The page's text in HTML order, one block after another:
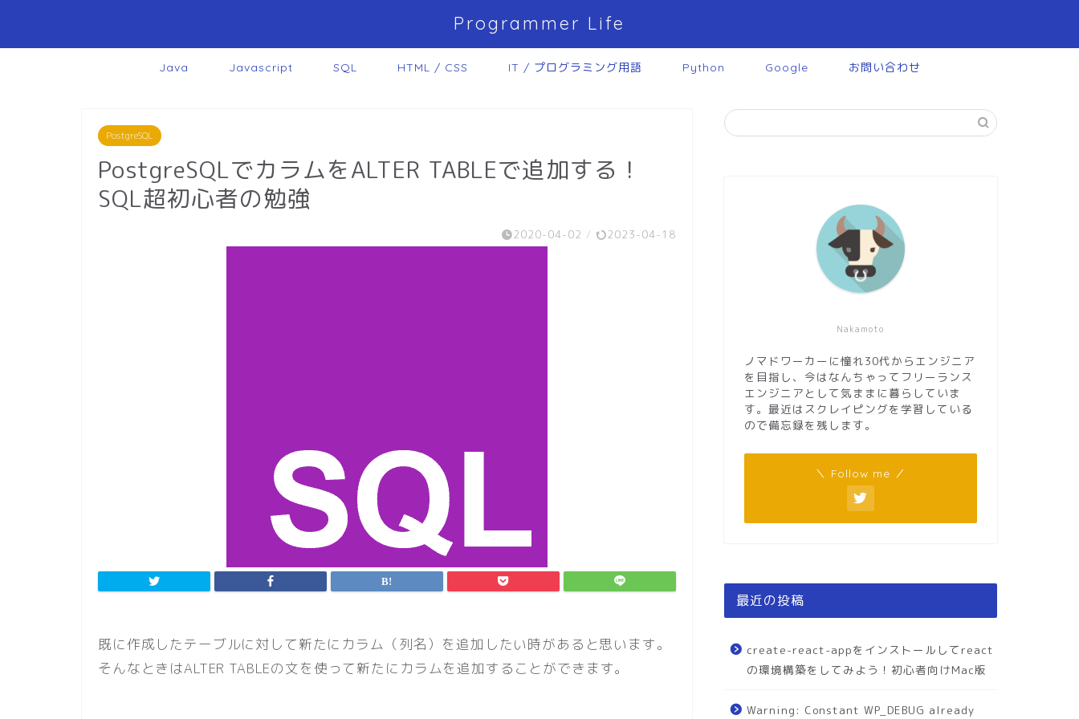
Programmer Life
Java Javascript SQL HTML / CSS IT / プログラミング用語 Python Google お問い合わせ
PostgreSQL
PostgreSQLでカラムをALTER TABLEで追加する！
SQL超初心者の勉強
2020-04-02 / 2023-04-18
既に作成したテーブルに対して新たにカラム（列名）を追加したい時があると思います。
そんなときはALTER TABLEの文を使って新たにカラムを追加することができます。
Nakamoto
ノマドワーカーに憧れ30代からエンジニア
を目指し、今はなんちゃってフリーランス
エンジニアとして気ままに暮らしていま
す。最近はスクレイピングを学習している
ので備忘録を残します。
＼ Follow me ／
最近の投稿
create-react-appをインストールしてreact
の環境構築をしてみよう！初心者向けMac版
Warning: Constant WP_DEBUG already